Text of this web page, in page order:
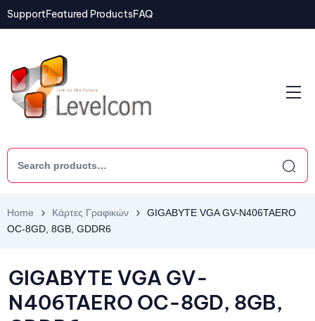
SupportFeatured ProductsFAQ
Home Κάρτες Γραφικών
GIGABYTE VGA GV-N406TAERO
OC-8GD, 8GB, GDDR6
GIGABYTE VGA GV-
N406TAERO OC-8GD, 8GB,